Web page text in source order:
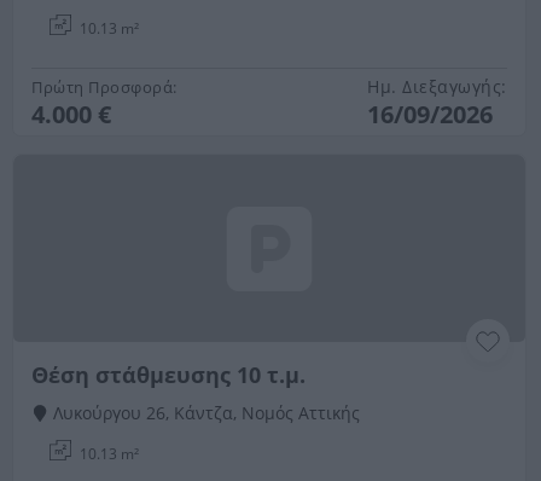
10.13 m²
Πρώτη Προσφορά:
4.000 €
Ημ. Διεξαγωγής:
16/09/2026
Θέση στάθμευσης 10 τ.μ.
Λυκούργου 26, Κάντζα, Νομός Αττικής
10.13 m²